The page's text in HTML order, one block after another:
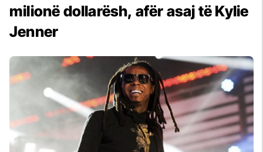
milionë dollarësh, afër asaj të Kylie
Jenner